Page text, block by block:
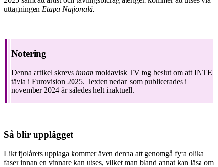
uttagningen Etapa Națională.
Notering
Denna artikel skrevs innan moldavisk TV tog beslut om att INTE
tävla i Eurovision 2025. Texten nedan som publicerades i
november 2024 är således helt inaktuell.
Så blir upplägget
Likt fjolårets upplaga kommer även denna att genomgå fyra olika
faser innan en vinnare kan utses, vilket man bland annat kan läsa om